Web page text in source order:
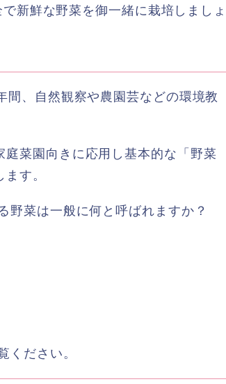
新鮮な野菜を御一緒に栽培しましょ
間、自然観察や農園芸などの環境教
菜園向きに応用し基本的な「野菜
す。
野菜は一般に何と呼ばれますか？
ください。